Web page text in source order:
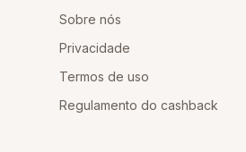
Sobre nós
Privacidade
Termos de uso
Regulamento do cashback